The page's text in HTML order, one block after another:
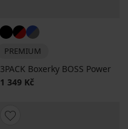
PREMIUM
3PACK Boxerky BOSS Power
1 349 Kč